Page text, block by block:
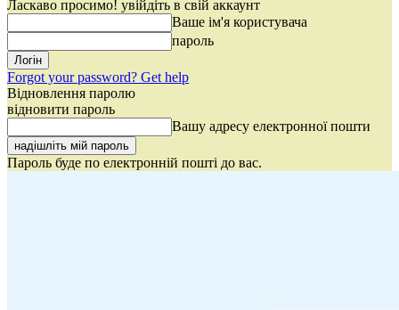
Ласкаво просимо! увійдіть в свій аккаунт
Ваше ім'я користувача
пароль
Forgot your password? Get help
Відновлення паролю
відновити пароль
Вашу адресу електронної пошти
Пароль буде по електронній пошті до вас.